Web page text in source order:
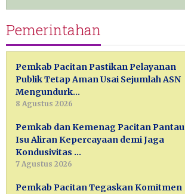
Pemerintahan
Pemkab Pacitan Pastikan Pelayanan
Publik Tetap Aman Usai Sejumlah ASN
Mengundurk…
8 Agustus 2026
Pemkab dan Kemenag Pacitan Pantau
Isu Aliran Kepercayaan demi Jaga
Kondusivitas …
7 Agustus 2026
Pemkab Pacitan Tegaskan Komitmen